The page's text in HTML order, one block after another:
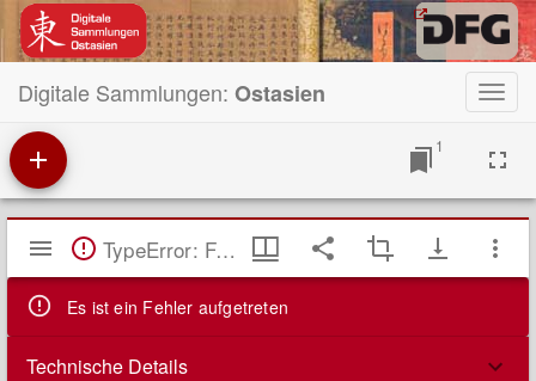
Digitale Sammlungen: Ostasien
1
Mirador
Viewer TypeError: Failed to fetch
Es ist ein Fehler aufgetreten
Technische Details